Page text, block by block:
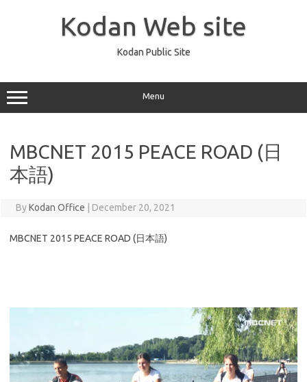
Kodan Web site
Kodan Public Site
Menu
MBCNET 2015 PEACE ROAD (日
本語)
ByKodan Office December 20, 2021
MBCNET 2015 PEACE ROAD (日本語)